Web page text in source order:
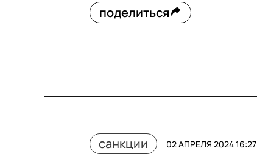
поделиться
санкции 02 АПРЕЛЯ 2024 16:27